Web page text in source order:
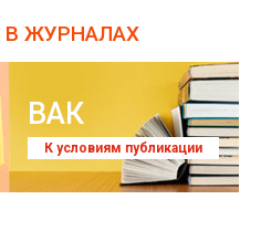
В ЖУРНАЛАХ
ВАК
К условиям публикации